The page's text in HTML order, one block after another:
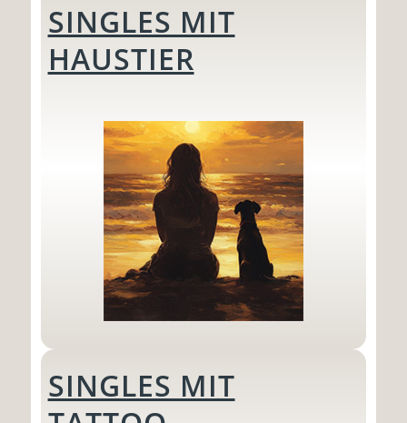
SINGLES MIT
HAUSTIER
SINGLES MIT